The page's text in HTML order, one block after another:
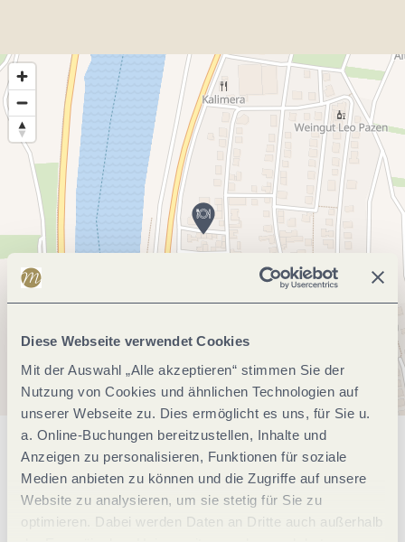
Diese Webseite verwendet Cookies
Mit der Auswahl „Alle akzeptieren“ stimmen Sie der
Nutzung von Cookies und ähnlichen Technologien auf
unserer Webseite zu. Dies ermöglicht es uns, für Sie u.
a. Online-Buchungen bereitzustellen, Inhalte und
Anzeigen zu personalisieren, Funktionen für soziale
Medien anbieten zu können und die Zugriffe auf unsere
Website zu analysieren, um sie stetig für Sie zu
optimieren. Dabei werden Daten an Dritte auch außerhalb
Allgemeine Informationen
Öffnungszeiten